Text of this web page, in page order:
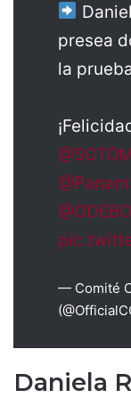
presea
la
— Comité
Daniela